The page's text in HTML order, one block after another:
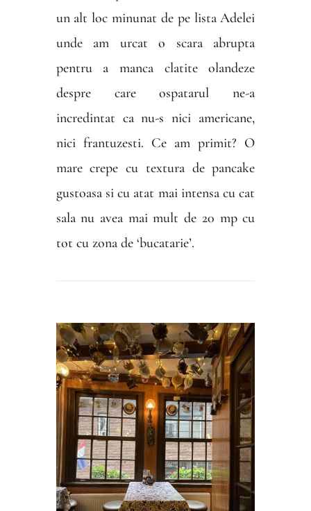
un alt loc minunat de pe lista Adelei
unde am urcat o scara abrupta
pentru a manca clatite olandeze
despre care ospatarul ne-a
incredintat ca nu-s nici americane,
nici frantuzesti. Ce am primit? O
mare crepe cu textura de pancake
gustoasa si cu atat mai intensa cu cat
sala nu avea mai mult de 20 mp cu
tot cu zona de ‘bucatarie’.